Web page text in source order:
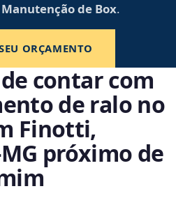
Manutenção de Box.
ORÇAMENTO
contar com
de ralo no
Finotti,
próximo de